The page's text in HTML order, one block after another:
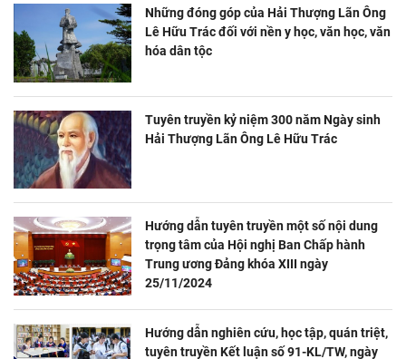
Những đóng góp của Hải Thượng Lãn Ông
Lê Hữu Trác đối với nền y học, văn học, văn
hóa dân tộc
Tuyên truyền kỷ niệm 300 năm Ngày sinh
Hải Thượng Lãn Ông Lê Hữu Trác
Hướng dẫn tuyên truyền một số nội dung
trọng tâm của Hội nghị Ban Chấp hành
Trung ương Đảng khóa XIII ngày
25/11/2024
Hướng dẫn nghiên cứu, học tập, quán triệt,
tuyên truyền Kết luận số 91-KL/TW, ngày